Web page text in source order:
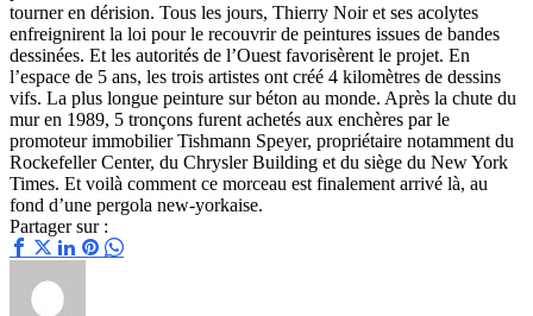
tourner en dérision. Tous les jours, Thierry Noir et ses acolytes
enfreignirent la loi pour le recouvrir de peintures issues de bandes
dessinées. Et les autorités de l’Ouest favorisèrent le projet. En
l’espace de 5 ans, les trois artistes ont créé 4 kilomètres de dessins
vifs. La plus longue peinture sur béton au monde. Après la chute du
mur en 1989, 5 tronçons furent achetés aux enchères par le
promoteur immobilier Tishmann Speyer, propriétaire notamment du
Rockefeller Center, du Chrysler Building et du siège du New York
Times. Et voilà comment ce morceau est finalement arrivé là, au
fond d’une pergola new-yorkaise.
Partager sur :